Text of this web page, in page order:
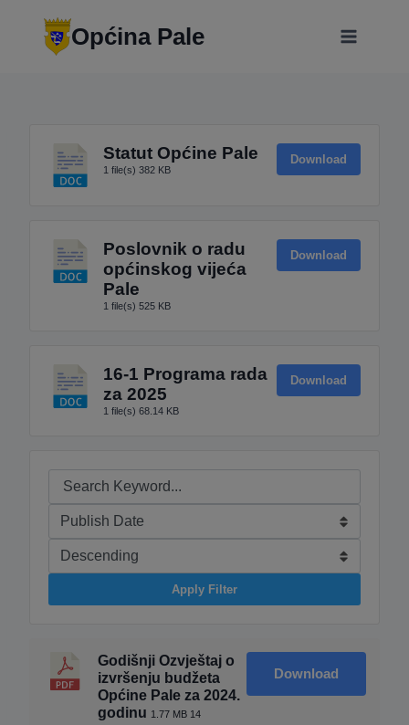
Općina Pale
Statut Općine Pale
1 file(s) 382 KB
Download
Poslovnik o radu
općinskog vijeća
Pale
1 file(s) 525 KB
Download
16-1 Programa rada
za 2025
1 file(s) 68.14 KB
Download
Apply Filter
Godišnji Ozvještaj o
izvršenju budžeta
Općine Pale za 2024.
godinu 1.77 MB 14
Download